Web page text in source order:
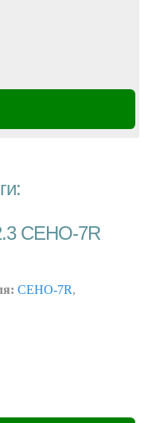
CEHO-7R
CEHO-7R,